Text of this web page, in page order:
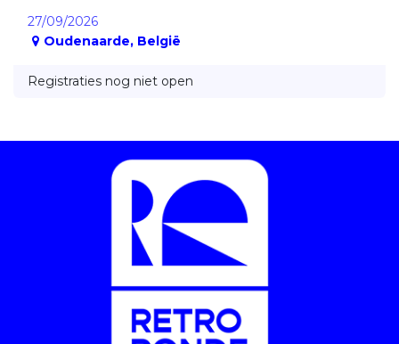
27/09/2026
Oudenaarde, België
Registraties nog niet open